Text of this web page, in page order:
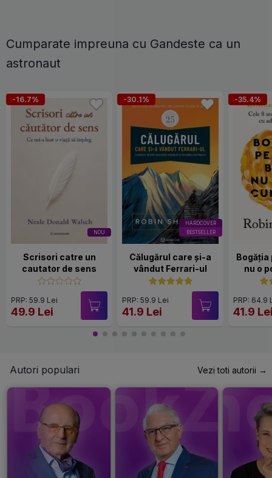
Cumparate impreuna cu Gandeste ca un
astronaut
NOU
-16.7%
Scrisori catre un
cautator de sens
PRP: 59.9 Lei
49.9 Lei
HARDCOVER
BESTSELLER
-30.1%
Călugărul care și-a
vândut Ferrari-ul
PRP: 59.9 Lei
41.9 Lei
-35.4%
nu o
PRP: 64.9
41.9
Autori populari Vezi toti autorii →